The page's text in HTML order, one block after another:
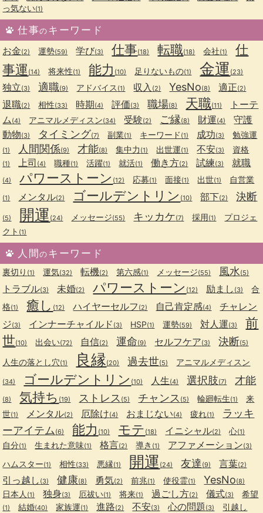
っ気ない(1)
仕事のキーワード
お金(2) 運勢(59) 学び(3) 仕事(18) 転職(18) 会社(1)
仕
事運 (14) 将来性(1) 能力 (10) 足りないもの(1) 金運 (23)
独立(3) 適職(9) アドバイス (1) 収入 (2) YesNo(8) 適正(2)
退職(2) 相性(33) 時期(4) 評価(3) 職場(8) 天職(11)
トーテ
ム (4) アニマルメディスン(34) 受験(2) ご縁(8) 財運(4)
守護
動物(3) タイミング(7) 副業(1) キーワード (1) 成功(3) 勉強運
(1) 人間関係(9) 才能(8) 集中力 (1) 出世運(1) 不安(3) 資格
(1) 上司 (4) 職種(1) 活躍(1) 就活(1) 働き方(2) 試練(3) 就職
(4) パワーストーン (12) 応募(1) 面接(1) 出世(1) 自営業
(1) メンタル(2) ゴールデントリン (10) 部下(2) 決断
(5) 開運 (24) メッセージ(55) キッカケ(7) 採用(1)
プロジェ
クト (1)
人間のキーワード
裏切り (1) 運気(32) 転機(2) 第六感(1) メッセージ(55) 風水(5)
トラブル(3) 未婚(2) パワーストーン (12) 励まし (3)
合
格(1) 癒し (12) ハイヤーセルフ (2) 自己肯定感(4)
チャレン
ジ(3) インナーチャイルド (3) HSP(1) 運勢(59) 対人運(3)
前
世(10) 出会い(72) 自信(2) 運命(9) セルフケア(3) 決断(5)
人生の落とし穴(1) 良縁(20) 過去世(5) アニマルメディスン
(34) ゴールデントリン (10) 人生(4) 選択肢(7) 才能
(8) 気持ち (19) ストレス (5) チャンス (5) 輪廻転生(1)
来
世(1) メンタル(2) 厄除け(4) おまじない(4) 疲れ(1)
ラッキ
ーアイテム (6) 能力 (10) モテ (18) イニシャル(2) 心(1)
自分(1) 生まれた意味(1) 格言(2) 導き (1) アファメーション(3)
ハムスター(1) 相性(33) 悪縁(1) 開運 (24) 友達 (9) 言葉(2)
引っ越し (3) 健康(8) 勇気(2) 前兆(1) 使役霊(1) YesNo(8)
日本人 (1) 独身(3) 厄祓い(1) 将来(1) 過ごし方(2) 儀式(3) 希望
(1) 結婚(40) 家族運(1) 進路(2) 不安(3) 心の問題 (3) 引越し